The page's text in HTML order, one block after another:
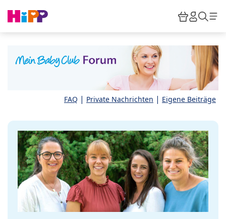
HiPP
FAQ | Private Nachrichten | Eigene Beiträge